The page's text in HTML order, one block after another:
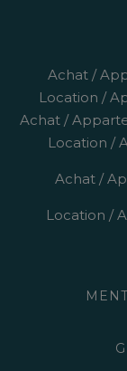
Achat /
Location /
Achat /
Location /
Achat /
Location /